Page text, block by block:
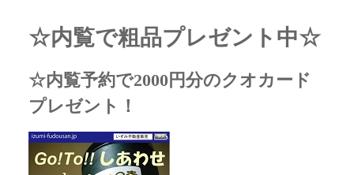
☆内覧で粗品プレゼント中☆
☆内覧予約で2000円分のクオカード
プレゼント！